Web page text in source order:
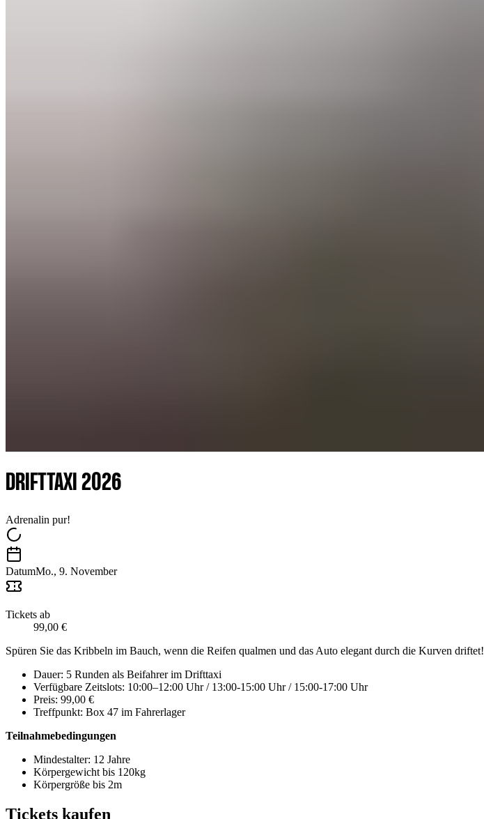
DRIFTTAXI 2026
Adrenalin pur!
DatumMo., 9. November
Tickets ab
99,00 €
Spüren Sie das Kribbeln im Bauch, wenn die Reifen qualmen und das Auto elegant durch die Kurven driftet!
Dauer: 5 Runden als Beifahrer im Drifttaxi
Verfügbare Zeitslots: 10:00–12:00 Uhr / 13:00-15:00 Uhr / 15:00-17:00 Uhr
Preis: 99,00 €
Treffpunkt: Box 47 im Fahrerlager
Teilnahmebedingungen
Mindestalter: 12 Jahre
Körpergewicht bis 120kg
Körpergröße bis 2m
Tickets kaufen